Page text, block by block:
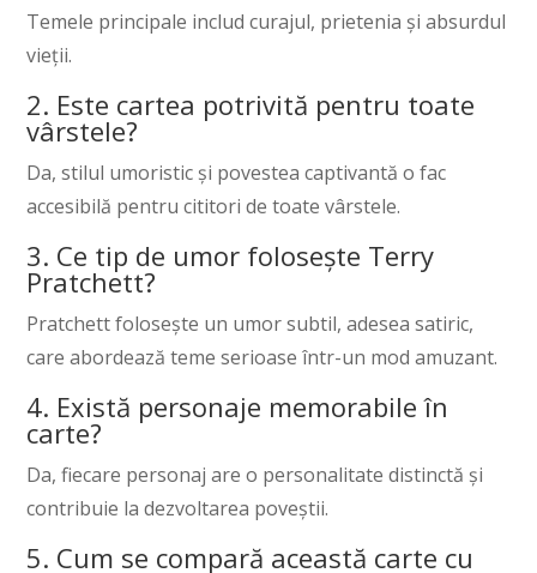
Temele principale includ curajul, prietenia și absurdul
vieții.
2. Este cartea potrivită pentru toate
vârstele?
Da, stilul umoristic și povestea captivantă o fac
accesibilă pentru cititori de toate vârstele.
3. Ce tip de umor folosește Terry
Pratchett?
Pratchett folosește un umor subtil, adesea satiric,
care abordează teme serioase într-un mod amuzant.
4. Există personaje memorabile în
carte?
Da, fiecare personaj are o personalitate distinctă și
contribuie la dezvoltarea poveștii.
5. Cum se compară această carte cu